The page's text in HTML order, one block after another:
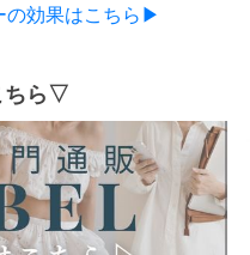
の効果はこちら▶
ちら▽